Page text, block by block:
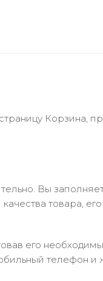
Корзина,
Вы
товара,
его
телефон и